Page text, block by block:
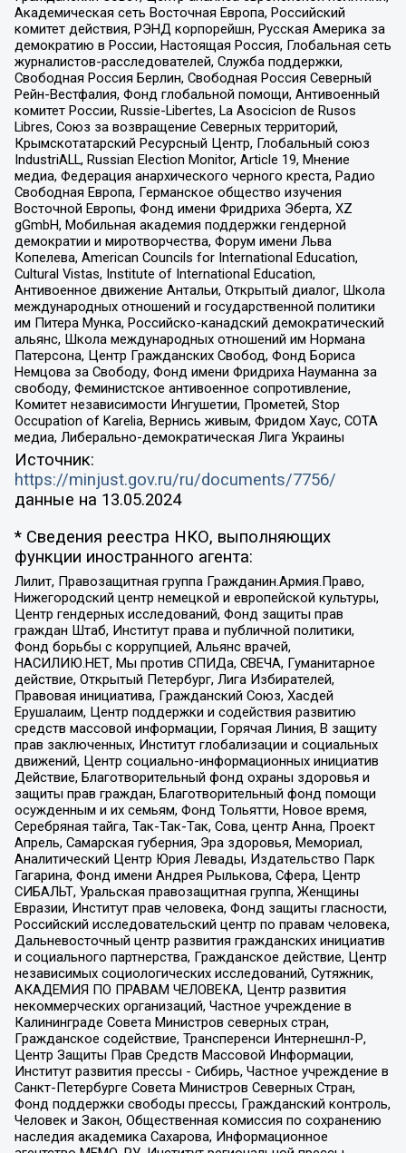
Академическая сеть Восточная Европа, Российский
комитет действия, РЭНД корпорейшн, Русская Америка за
демократию в России, Настоящая Россия, Глобальная сеть
журналистов-расследователей, Служба поддержки,
Свободная Россия Берлин, Свободная Россия Северный
Рейн-Вестфалия, Фонд глобальной помощи, Антивоенный
комитет России, Russie-Libertes, La Asocicion de Rusos
Libres, Союз за возвращение Северных территорий,
Крымскотатарский Ресурсный Центр, Глобальный союз
IndustriALL, Russian Election Monitor, Article 19, Мнение
медиа, Федерация анархического черного креста, Радио
Свободная Европа, Германское общество изучения
Восточной Европы, Фонд имени Фридриха Эберта, XZ
gGmbH, Мобильная академия поддержки гендерной
демократии и миротворчества, Форум имени Льва
Копелева, American Councils for International Education,
Cultural Vistas, Institute of International Education,
Антивоенное движение Антальи, Открытый диалог, Школа
международных отношений и государственной политики
им Питера Мунка, Российско-канадский демократический
альянс, Школа международных отношений им Нормана
Патерсона, Центр Гражданских Свобод, Фонд Бориса
Немцова за Свободу, Фонд имени Фридриха Науманна за
свободу, Феминистское антивоенное сопротивление,
Комитет независимости Ингушетии, Прометей, Stop
Occupation of Karelia, Вернись живым, Фридом Хаус, СОТА
медиа, Либерально-демократическая Лига Украины
Источник:
https://minjust.gov.ru/ru/documents/7756/
данные на 13.05.2024
* Сведения реестра НКО, выполняющих
функции иностранного агента:
Лилит, Правозащитная группа Гражданин.Армия.Право,
Нижегородский центр немецкой и европейской культуры,
Центр гендерных исследований, Фонд защиты прав
граждан Штаб, Институт права и публичной политики,
Фонд борьбы с коррупцией, Альянс врачей,
НАСИЛИЮ.НЕТ, Мы против СПИДа, СВЕЧА, Гуманитарное
действие, Открытый Петербург, Лига Избирателей,
Правовая инициатива, Гражданский Союз, Хасдей
Ерушалаим, Центр поддержки и содействия развитию
средств массовой информации, Горячая Линия, В защиту
прав заключенных, Институт глобализации и социальных
движений, Центр социально-информационных инициатив
Действие, Благотворительный фонд охраны здоровья и
защиты прав граждан, Благотворительный фонд помощи
осужденным и их семьям, Фонд Тольятти, Новое время,
Серебряная тайга, Так-Так-Так, Сова, центр Анна, Проект
Апрель, Самарская губерния, Эра здоровья, Мемориал,
Аналитический Центр Юрия Левады, Издательство Парк
Гагарина, Фонд имени Андрея Рылькова, Сфера, Центр
СИБАЛЬТ, Уральская правозащитная группа, Женщины
Евразии, Институт прав человека, Фонд защиты гласности,
Российский исследовательский центр по правам человека,
Дальневосточный центр развития гражданских инициатив
и социального партнерства, Гражданское действие, Центр
независимых социологических исследований, Сутяжник,
АКАДЕМИЯ ПО ПРАВАМ ЧЕЛОВЕКА, Центр развития
некоммерческих организаций, Частное учреждение в
Калининграде Совета Министров северных стран,
Гражданское содействие, Трансперенси Интернешнл-Р,
Центр Защиты Прав Средств Массовой Информации,
Институт развития прессы - Сибирь, Частное учреждение в
Санкт-Петербурге Совета Министров Северных Стран,
Фонд поддержки свободы прессы, Гражданский контроль,
Человек и Закон, Общественная комиссия по сохранению
наследия академика Сахарова, Информационное